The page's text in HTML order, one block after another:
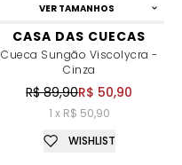
VER TAMANHOS
CASA DAS CUECAS
Cueca Sungão Viscolycra -
Cinza
R$ 89,90R$ 50,90
1 x R$ 50,90
WISHLIST